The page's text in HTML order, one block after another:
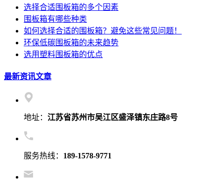
选择合适围板箱的多个因素
围板箱有哪些种类
如何选择合适的围板箱？避免这些常见问题！
环保低碳围板箱的未来趋势
选用塑料围板箱的优点
最新资讯文章
地址： 江苏省苏州市吴江区盛泽镇东庄路8号
服务热线： 189-1578-9771